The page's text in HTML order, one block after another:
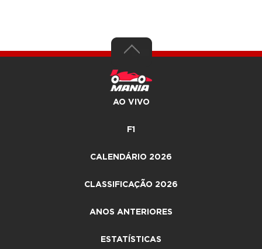
AO VIVO
F1
CALENDÁRIO 2026
CLASSIFICAÇÃO 2026
ANOS ANTERIORES
ESTATÍSTICAS